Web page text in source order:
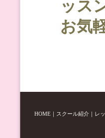
ッス
お気
HOME ｜ スクール紹介 ｜ レ